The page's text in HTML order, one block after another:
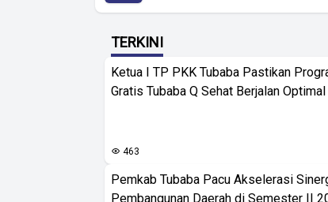
TERKINI
Ketua I TP PKK Tubaba Pastikan
Gratis Tubaba Q Sehat Berjalan Optimal
463
Pemkab Tubaba Pacu Akselerasi
Pembangunan Daerah di Semester II